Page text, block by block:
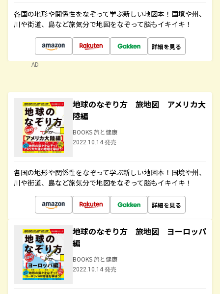
各国の地形や関係性をなぞって学ぶ新しい地図本！国境や州、
川や街道、島など旅気分で地図をなぞって脳もイキイキ！
詳細を見る
AD
地球のなぞり方 旅地図 アメリカ大
陸編
BOOKS 旅と健康
2022.10.14 発売
各国の地形や関係性をなぞって学ぶ新しい地図本！国境や州、
川や街道、島など旅気分で地図をなぞって脳もイキイキ！
詳細を見る
地球のなぞり方 旅地図 ヨーロッパ
編
BOOKS 旅と健康
2022.10.14 発売